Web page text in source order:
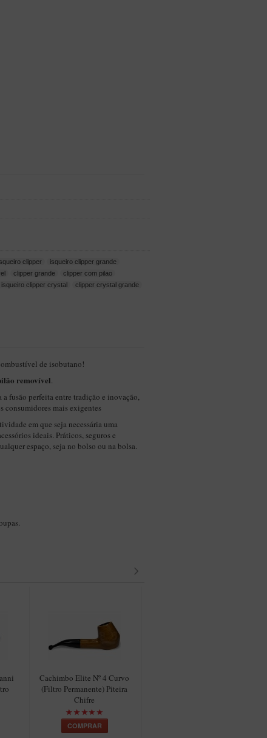
clipper
isqueiro clipper grande
clipper grande
clipper com pilao
isqueiro clipper crystal
clipper crystal grande
de isobutano!
removível.
a fusão perfeita entre tradição e inovação,
consumidores mais exigentes
em que seja necessária uma
ideais. Práticos, seguros e
espaço, seja no bolso ou na bolsa.
Cachimbo Elite Nº 4 Curvo
(Filtro Permanente) Piteira
Chifre
COMPRAR